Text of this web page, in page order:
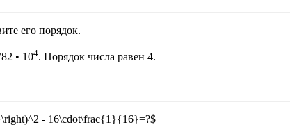
его порядок.
• 104. Порядок числа равен 4.
- 16\cdot\frac{1}{16}=?$